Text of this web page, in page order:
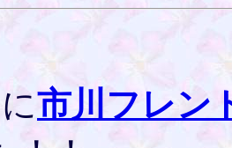
市川フレン